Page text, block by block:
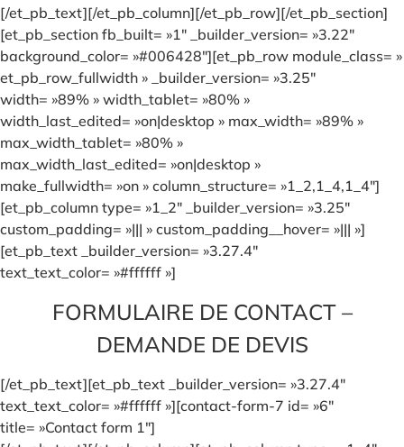
[/et_pb_text][/et_pb_column][/et_pb_row][/et_pb_section]
[et_pb_section fb_built= »1″ _builder_version= »3.22″
background_color= »#006428″][et_pb_row module_class= »
et_pb_row_fullwidth » _builder_version= »3.25″
width= »89% » width_tablet= »80% »
width_last_edited= »on|desktop » max_width= »89% »
max_width_tablet= »80% »
max_width_last_edited= »on|desktop »
make_fullwidth= »on » column_structure= »1_2,1_4,1_4″]
[et_pb_column type= »1_2″ _builder_version= »3.25″
custom_padding= »||| » custom_padding__hover= »||| »]
[et_pb_text _builder_version= »3.27.4″
text_text_color= »#ffffff »]
FORMULAIRE DE CONTACT –
DEMANDE DE DEVIS
[/et_pb_text][et_pb_text _builder_version= »3.27.4″
text_text_color= »#ffffff »][contact-form-7 id= »6″
title= »Contact form 1″]